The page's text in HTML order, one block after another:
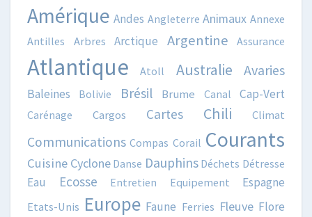
Amérique Andes Angleterre Animaux Annexe
Antilles
Arbres Arctique Argentine Assurance
Atlantique Atoll Australie Avaries
Baleines Bolivie Brésil Brume Canal Cap-Vert
Carénage Cargos Cartes Chili Climat
Communications Compas Corail Courants
Cuisine Cyclone Danse Dauphins Déchets Détresse
Eau Ecosse Entretien Equipement Espagne
Etats-Unis Europe Faune Ferries Fleuve Flore